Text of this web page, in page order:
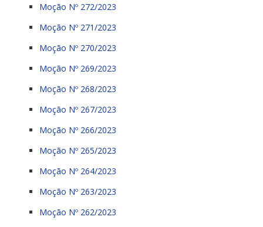
Moção Nº 272/2023
Moção Nº 271/2023
Moção Nº 270/2023
Moção Nº 269/2023
Moção Nº 268/2023
Moção Nº 267/2023
Moção Nº 266/2023
Moção Nº 265/2023
Moção Nº 264/2023
Moção Nº 263/2023
Moção Nº 262/2023